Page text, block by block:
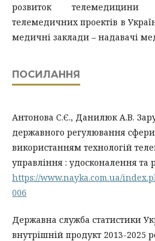
розвиток телемедицини
телемедичних проектів в
медичні заклади – надавачі
ПОСИЛАННЯ
Антонова С.Є., Данилюк А.В.
державного регулювання сфери
використанням технологій
управління : удосконалення та
https://www.nayka.com.ua/
006
Державна служба статистики
внутрішній продукт 2013-2025